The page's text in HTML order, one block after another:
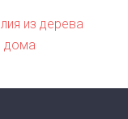
из дерева
дома